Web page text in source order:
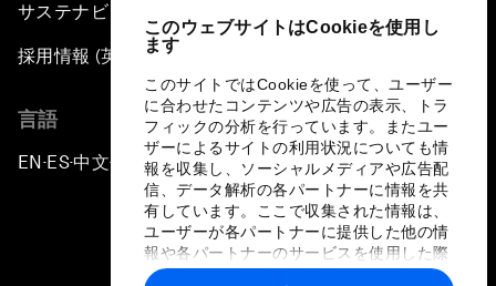
このウェブサイトはCookieを使用し
ます
このサイトではCookieを使って、ユーザー
に合わせたコンテンツや広告の表示、トラ
フィックの分析を行っています。またユー
ザーによるサイトの利用状況についても情
報を収集し、ソーシャルメディアや広告配
信、データ解析の各パートナーに情報を共
有しています。ここで収集された情報は、
ユーザーが各パートナーに提供した他の情
報や各パートナーのサービスを使用した際
に収集された情報と組み合わされ、各パー
サステナビリティへの取り組み
採用情報 (英語のみ)
言語
EN ▪ ES▪中文▪ 日本語